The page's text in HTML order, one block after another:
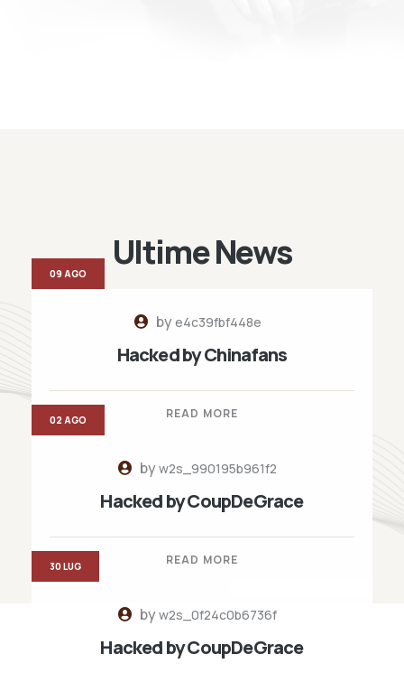
Ultime News
bye4c39fbf448e
Hacked by Chinafans
READ MORE
09 AGO
byw2s_990195b961f2
Hacked by CoupDeGrace
READ MORE
02 AGO
byw2s_0f24c0b6736f
Hacked by CoupDeGrace
30 LUG